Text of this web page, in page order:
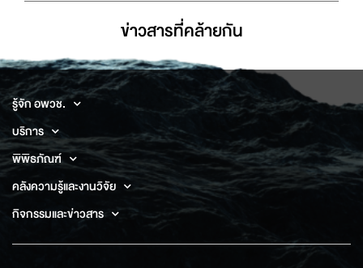
ข่าวสารที่่คล้ายกัน
รู้จัก อพวช.
บริการ
พิพิธภัณฑ์
คลังความรู้และงานวิจัย
กิจกรรมและข่าวสาร